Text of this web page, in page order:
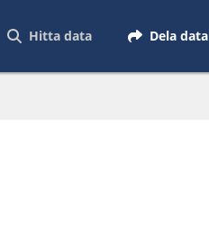
Hitta data Dela data